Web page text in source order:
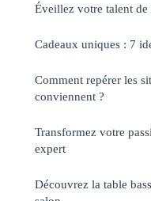
Éveillez votre talent
Cadeaux uniques : 7
Comment repérer les
conviennent ?
Transformez votre
expert
Découvrez la table